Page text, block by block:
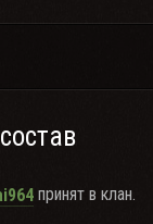
принят в клан.